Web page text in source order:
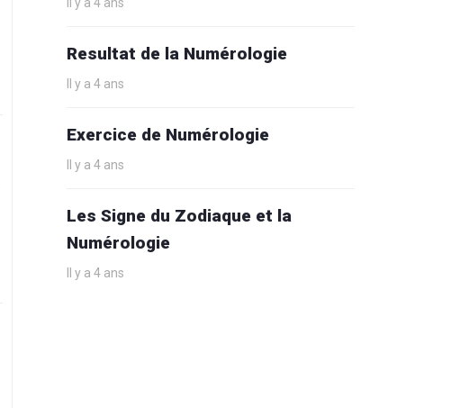
Resultat de la Numérologie
Il y a 4 ans
Exercice de Numérologie
Il y a 4 ans
Les Signe du Zodiaque et la
Numérologie
Il y a 4 ans